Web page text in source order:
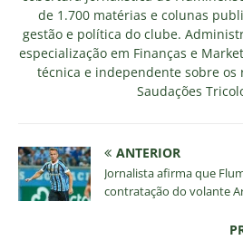
de 1.700 matérias e colunas
gestão e política do clube.
especialização em Finanças e
técnica e independente sobre
Saudações
ANTERIOR
Jornalista afirma que
contratação do volante